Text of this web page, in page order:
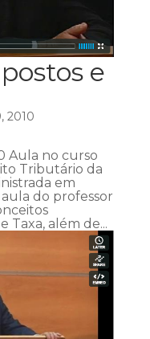
e
2010
Aula no curso
Tributário da
em
do professor
Taxa, além de...